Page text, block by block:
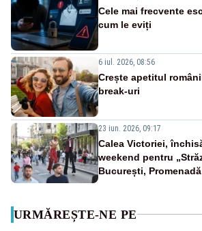
Cele mai frecvente
cum le eviți
6 iul. 2026, 08:56
Crește apetitul
break-uri
23 iun. 2026, 09:17
Calea Victoriei,
weekend pentru
București,
URMĂREȘTE-NE PE